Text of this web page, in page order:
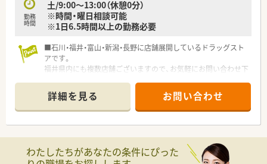
勤務
時間
土/9:00～13:00（休憩0分）
※時間・曜日相談可能
※1日6.5時間以上の勤務必要
■石川・福井・富山・新潟・長野に店舗展開しているドラッグスト
アです。
福井県内にも複数店舗ございますので、お気軽にお問い合わせ下
■株式上場も行っており、教育制度・福利厚生も整っています。
詳細を見る お問い合わせ
わたしたちがあなたの条件にぴった